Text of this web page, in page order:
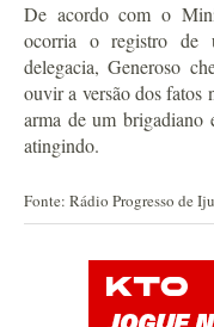
De acordo com o
ocorria o registro de
delegacia, Generoso
ouvir a versão dos fatos
arma de um
atingindo.
Fonte: Rádio Progresso de